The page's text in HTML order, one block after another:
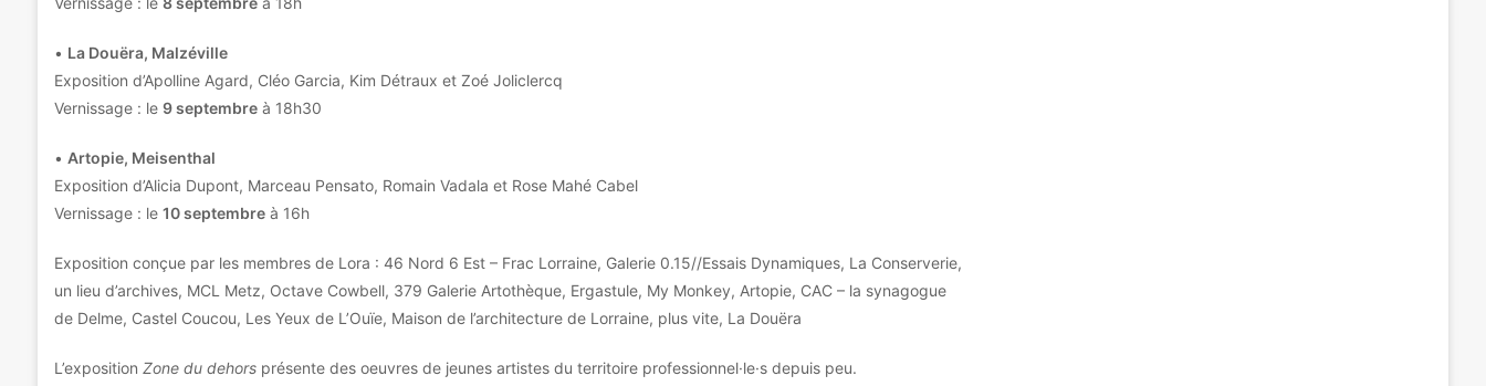
• La Douëra, Malzéville
Exposition d’Apolline Agard, Cléo Garcia, Kim Détraux et Zoé Joliclercq
Vernissage : le 9 septembreà 18h30
• Artopie, Meisenthal
Exposition d’Alicia Dupont, Marceau Pensato, Romain Vadala et Rose Mahé Cabel
Vernissage : le 10 septembreà 16h
Exposition conçue par les membres de Lora : 46 Nord 6 Est – Frac Lorraine, Galerie 0.15//Essais Dynamiques, La Conserverie,
un lieu d’archives, MCL Metz, Octave Cowbell, 379 Galerie Artothèque, Ergastule, My Monkey, Artopie, CAC – la synagogue
de Delme, Castel Coucou, Les Yeux de L’Ouïe, Maison de l’architecture de Lorraine, plus vite, La Douëra
L’exposition Zone du dehorsprésente des oeuvres de jeunes artistes du territoire professionnel·le·s depuis peu.